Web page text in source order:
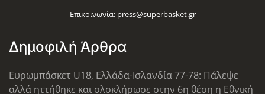
Επικοινωνία: press@superbasket.gr
Δημοφιλή Άρθρα
Ευρωμπάσκετ U18, Ελλάδα-Ισλανδία 77-78: Πάλεψε
αλλά ηττήθηκε και ολοκλήρωσε στην 6η θέση η Εθνική